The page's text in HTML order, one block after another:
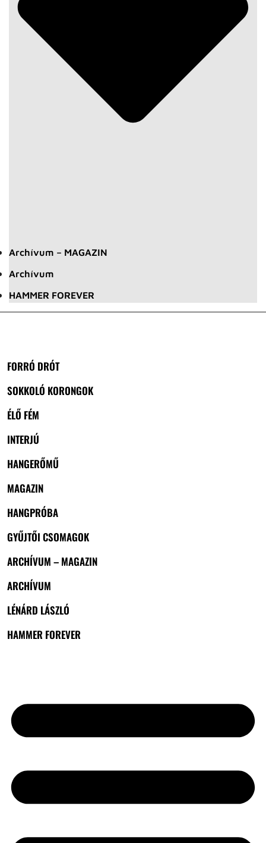
Archívum – MAGAZIN
Archívum
HAMMER FOREVER
FORRÓ DRÓT
SOKKOLÓ KORONGOK
ÉLŐ FÉM
INTERJÚ
HANGERŐMŰ
MAGAZIN
HANGPRÓBA
GYŰJTŐI CSOMAGOK
ARCHÍVUM – MAGAZIN
ARCHÍVUM
LÉNÁRD LÁSZLÓ
HAMMER FOREVER